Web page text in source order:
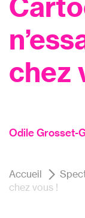
chez
Odile Grosset-
Accueil
chez vous !